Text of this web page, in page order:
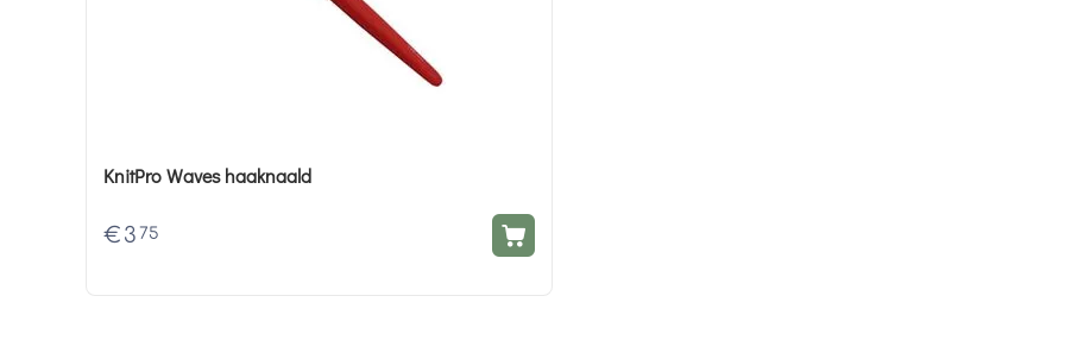
KnitPro Waves haaknaald
€ 3 75